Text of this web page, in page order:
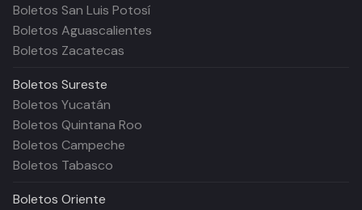
Boletos San Luis Potosí
Boletos Aguascalientes
Boletos Zacatecas
Boletos Sureste
Boletos Yucatán
Boletos Quintana Roo
Boletos Campeche
Boletos Tabasco
Boletos Oriente